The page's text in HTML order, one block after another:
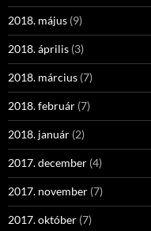
2018. május (9)
2018. április (3)
2018. március (7)
2018. február (7)
2018. január (2)
2017. december (4)
2017. november (7)
2017. október (7)